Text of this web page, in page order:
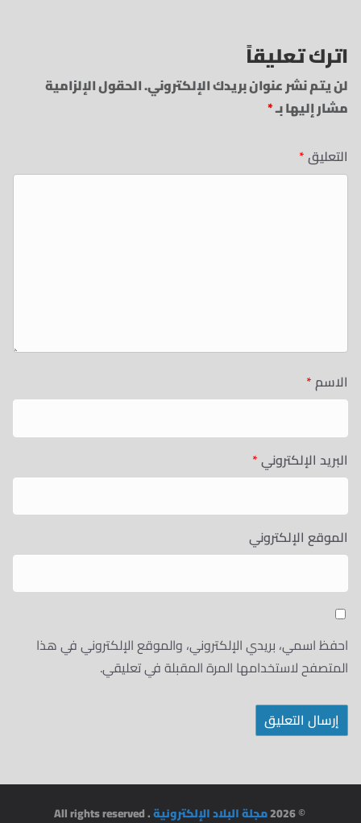
اترك تعليقاً
لن يتم نشر عنوان بريدك الإلكتروني.الحقول الإلزامية
مشار إليها بـ*
التعليق*
الاسم*
البريد الإلكتروني*
الموقع الإلكتروني
احفظ اسمي، بريدي الإلكتروني، والموقع الإلكتروني في هذا
المتصفح لاستخدامها المرة المقبلة في تعليقي.
© 2026 مجلة البلاد الإلكترونية. All rights reserved